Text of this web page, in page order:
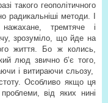
такого геополітичного
радикальніші методи. І
тремтяче і
зрозуміло, що йде на
життя. Бо ж колись,
люд звично б’є того,
і витираючи сльозу,
Особливо якщо ця
від яких нині